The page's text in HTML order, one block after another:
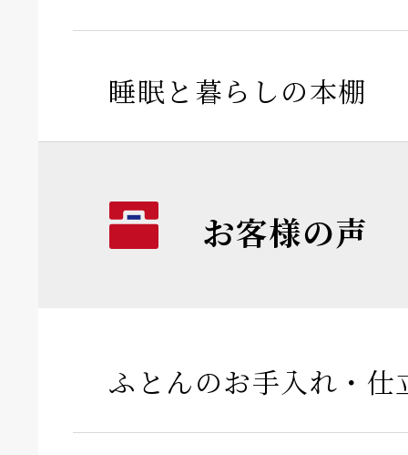
睡眠と暮らしの本棚
お客様の声
ふとんのお手入れ・仕